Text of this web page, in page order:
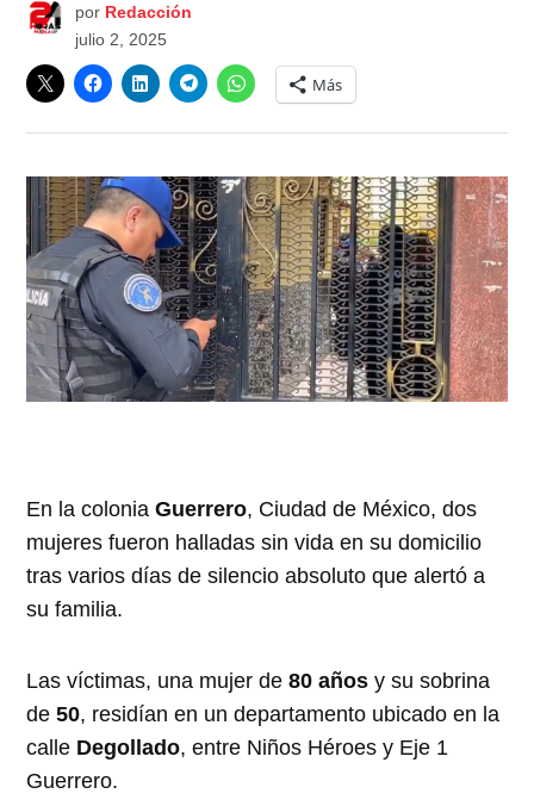
por Redacción
julio 2, 2025
Más
En la coloniaGuerrero, Ciudad de México, dos
mujeres fueron halladas sin vida en su domicilio
tras varios días de silencio absoluto que alertó a
su familia.
Las víctimas, una mujer de80 años y su sobrina
de50, residían en un departamento ubicado en la
calle Degollado, entre Niños Héroes y Eje 1
Guerrero.